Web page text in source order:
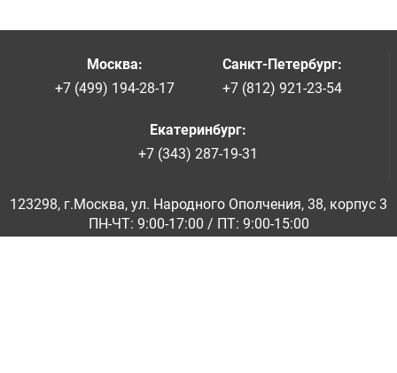
Москва:
+7 (499) 194-28-17
Санкт-Петербург:
+7 (812) 921-23-54
Екатеринбург:
+7 (343) 287-19-31
123298, г.Москва, ул. Народного Ополчения, 38, корпус 3
ПН-ЧТ: 9:00-17:00 / ПТ: 9:00-15:00